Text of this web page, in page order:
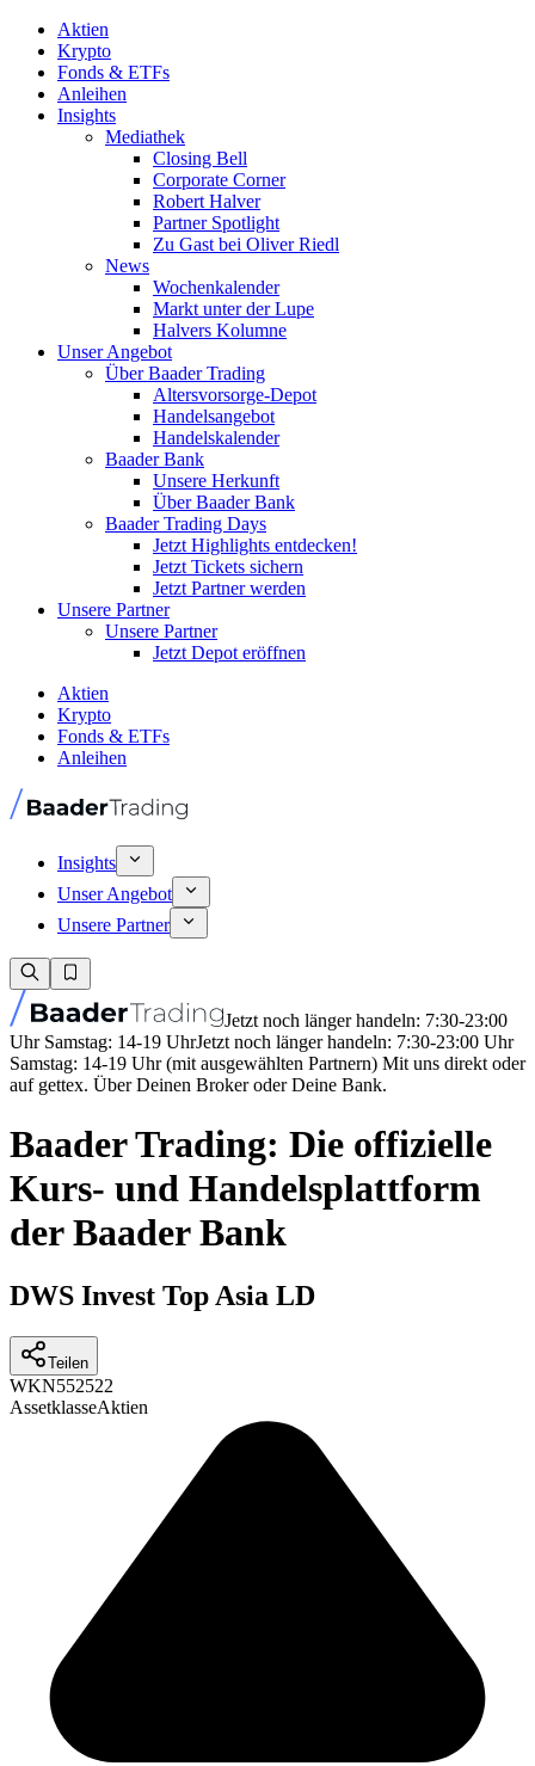
Aktien
Krypto
Fonds & ETFs
Anleihen
Insights
Mediathek
Closing Bell
Corporate Corner
Robert Halver
Partner Spotlight
Zu Gast bei Oliver Riedl
News
Wochenkalender
Markt unter der Lupe
Halvers Kolumne
Unser Angebot
Über Baader Trading
Altersvorsorge-Depot
Handelsangebot
Handelskalender
Baader Bank
Unsere Herkunft
Über Baader Bank
Baader Trading Days
Jetzt Highlights entdecken!
Jetzt Tickets sichern
Jetzt Partner werden
Unsere Partner
Unsere Partner
Jetzt Depot eröffnen
Aktien
Krypto
Fonds & ETFs
Anleihen
Insights
Unser Angebot
Unsere Partner
Jetzt noch länger handeln: 7:30-23:00
Uhr Samstag: 14-19 UhrJetzt noch länger handeln: 7:30-23:00 Uhr
Samstag: 14-19 Uhr (mit ausgewählten Partnern) Mit uns direkt oder
auf gettex. Über Deinen Broker oder Deine Bank.
Baader Trading: Die offizielle
Kurs- und Handelsplattform
der Baader Bank
DWS Invest Top Asia LD
Teilen
WKN552522
AssetklasseAktien